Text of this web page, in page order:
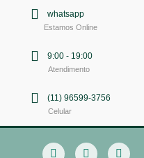
whatsapp
Estamos Online
9:00 - 19:00
Atendimento
(11) 96599-3756
Celular